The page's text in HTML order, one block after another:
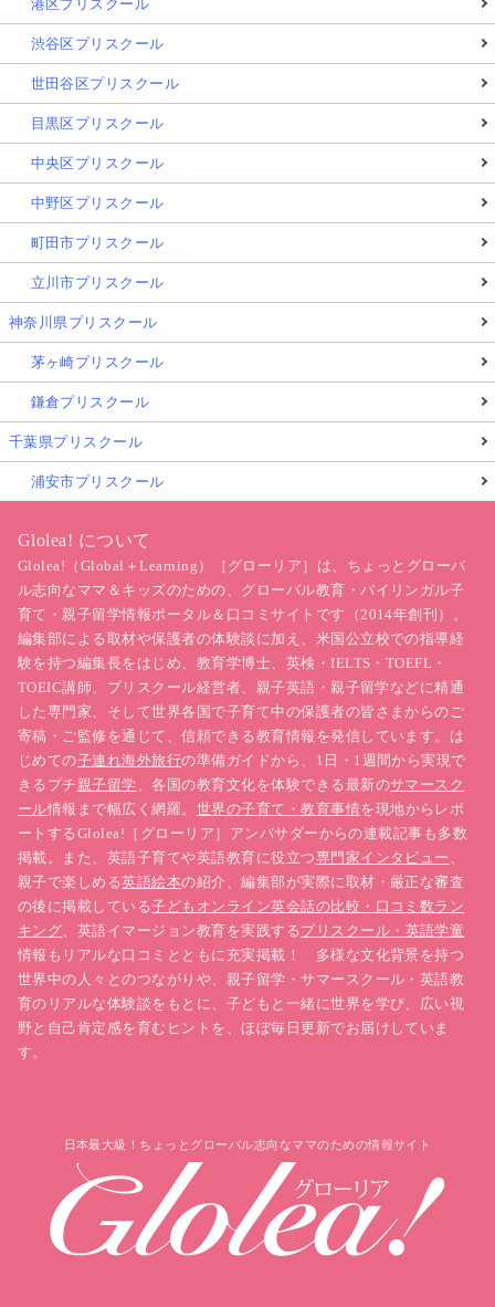
港区プリスクール
渋谷区プリスクール
世田谷区プリスクール
目黒区プリスクール
中央区プリスクール
中野区プリスクール
町田市プリスクール
立川市プリスクール
神奈川県プリスクール
茅ヶ崎プリスクール
鎌倉プリスクール
千葉県プリスクール
浦安市プリスクール
Glolea! について
Glolea!（Global＋Learning）［グローリア］は、ちょっとグローバ
ル志向なママ＆キッズのための、グローバル教育・バイリンガル子
育て・親子留学情報ポータル＆口コミサイトです（2014年創刊）。
編集部による取材や保護者の体験談に加え、米国公立校での指導経
験を持つ編集長をはじめ、教育学博士、英検・IELTS・TOEFL・
TOEIC講師、プリスクール経営者、親子英語・親子留学などに精通
した専門家、そして世界各国で子育て中の保護者の皆さまからのご
寄稿・ご監修を通じて、信頼できる教育情報を発信しています。は
じめての子連れ海外旅行の準備ガイドから、1日・1週間から実現で
きるプチ 親子留学 、各国の教育文化を体験できる最新のサマースク
ール情報まで幅広く網羅。 世界の子育て・教育事情を現地からレポ
ートするGlolea!［グローリア］アンバサダーからの連載記事も多数
掲載。また、英語子育てや英語教育に役立つ専門家インタビュー
親子で楽しめる英語絵本の紹介、編集部が実際に取材・厳正な審査
の後に掲載している子どもオンライン英会話の比較・口コミ数ラン
キング 、英語イマージョン教育を実践するプリスクール・英語学童
情報もリアルな口コミとともに充実掲載！ 多様な文化背景を持つ
世界中の人々とのつながりや、親子留学・サマースクール・英語教
育のリアルな体験談をもとに、子どもと一緒に世界を学び、広い視
野と自己肯定感を育むヒントを、ほぼ毎日更新でお届けしていま
す。
日本最大級！ちょっとグローバル志向なママのための情報サイト